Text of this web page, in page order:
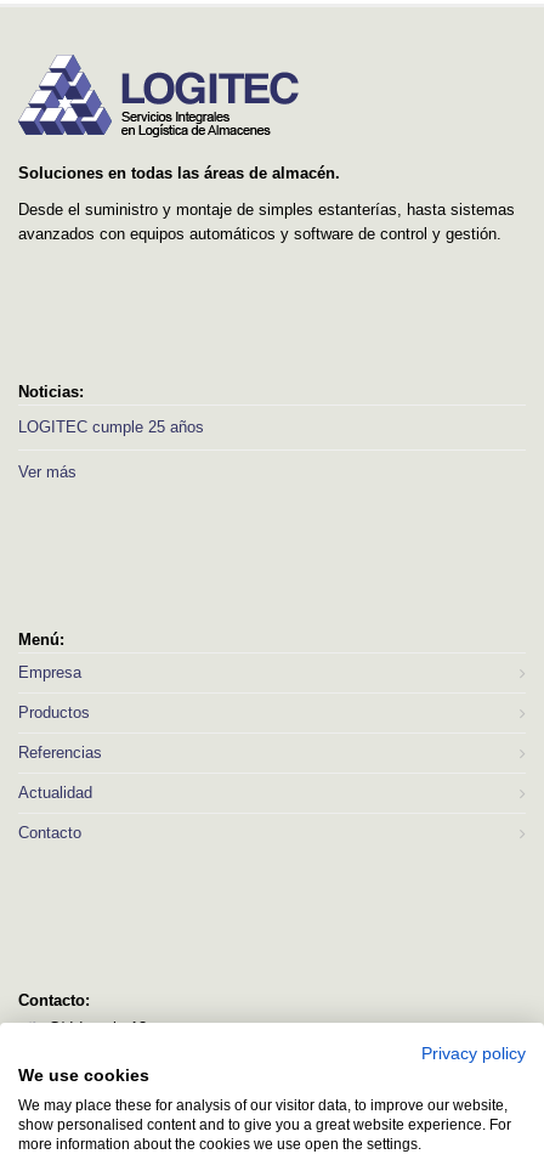
Soluciones en todas las áreas de almacén.
Desde el suministro y montaje de simples estanterías, hasta sistemas
avanzados con equipos automáticos y software de control y gestión.
Noticias:
LOGITEC cumple 25 años
Ver más
Menú:
Empresa
Productos
Referencias
Actualidad
Contacto
Contacto:
C/ Idorsolo 13
Bizkaia
logitec@logitecsl.net
+34 944 544 580
Privacy policy
We use cookies
We may place these for analysis of our visitor data, to improve our website,
show personalised content and to give you a great website experience. For
more information about the cookies we use open the settings.